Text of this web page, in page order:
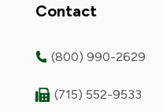
Contact
(800) 990-2629
(715) 552-9533